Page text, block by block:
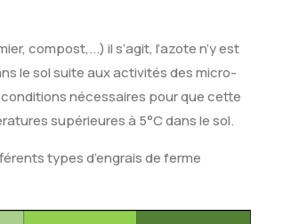
compost,...) il s’agit, l’azote n’y est
le sol suite aux activités des micro-
nécessaires pour que cette
supérieures à 5°C dans le sol.
types d’engrais de ferme